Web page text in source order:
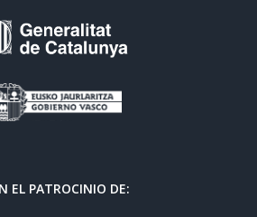
EL PATROCINIO DE: